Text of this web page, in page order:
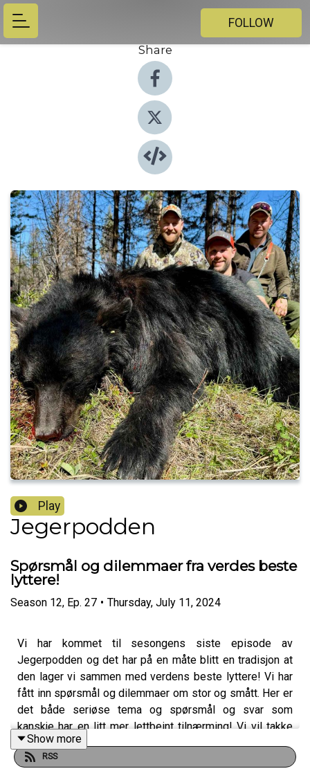
FOLLOW
Share
Play
Jegerpodden
Spørsmål og dilemmaer fra verdes beste
lyttere!
Season 12, Ep. 27 • Thursday, July 11, 2024
Vi har kommet til sesongens siste episode av
Jegerpodden og det har på en måte blitt en tradisjon at
den lager vi sammen med verdens beste lyttere! Vi har
fått inn spørsmål og dilemmaer om stor og smått. Her er
det både seriøse tema og spørsmål og svar som
kanskje har en litt mer lettbeint tilnærming! Vi vil takke
alle dere som har vært med oss nok en sesong og
gjennom timesvis av jaktprat, så er vi tilbake med nye
Show more
RSS